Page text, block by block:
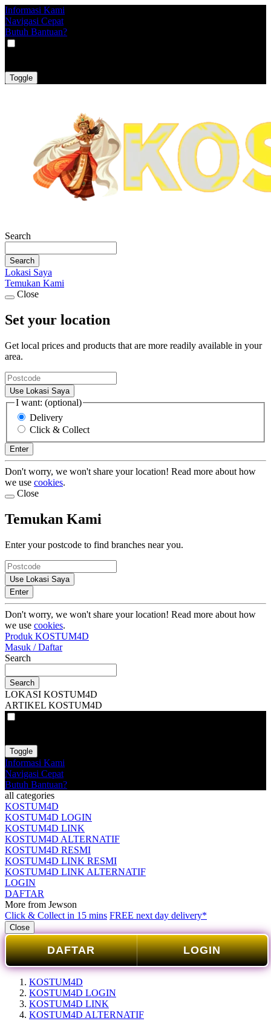
Informasi Kami
Navigasi Cepat
Butuh Bantuan?
Toggle
Search
Search
Lokasi Saya
Temukan Kami
Close
Set your location
Get local prices and products that are more readily available in your
area.
Use Lokasi Saya
I want: (optional)
Delivery
Click & Collect
Enter
Don't worry, we won't share your location! Read more about how
we use cookies.
Close
Temukan Kami
Enter your postcode to find branches near you.
Use Lokasi Saya
Enter
Don't worry, we won't share your location! Read more about how
we use cookies.
Produk KOSTUM4D
Masuk / Daftar
Search
Search
LOKASI KOSTUM4D
ARTIKEL KOSTUM4D
Toggle
Informasi Kami
Navigasi Cepat
Butuh Bantuan?
all categories
KOSTUM4D
KOSTUM4D LOGIN
KOSTUM4D LINK
KOSTUM4D ALTERNATIF
KOSTUM4D RESMI
KOSTUM4D LINK RESMI
KOSTUM4D LINK ALTERNATIF
LOGIN
DAFTAR
More from Jewson
Click & Collect in 15 mins FREE next day delivery*
Close
DAFTAR LOGIN
KOSTUM4D
KOSTUM4D LOGIN
KOSTUM4D LINK
KOSTUM4D ALTERNATIF